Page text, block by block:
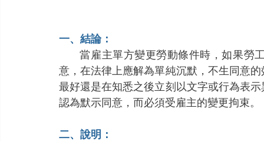
一、結論：
          當雇主單方變更勞動條件時，如果勞工只是持續無意見，而未透過其他言行舉止表示同
意，在法律上應解為單純沉默，不生同意
最好還是在知悉之後立刻以文字或行為表
認為默示同意，而必須受雇主的變更拘束。
二、說明：